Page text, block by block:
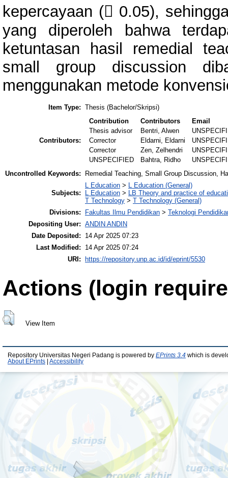
kepercayaan ( 0.05),
yang diperoleh bahwa
ketuntasan hasil remedial
small group discussion
menggunakan metode
Item Type: Thesis (Bachelor/Skripsi)
Contributors:
Contribution Contributors
Email
Thesis advisor
Bentri, Alwen
Corrector
Eldarni, Eldarni
Corrector
Zen, Zelhendri
UNSPECIFIED
Bahtra, Ridho
Uncontrolled Keywords:
Remedial Teaching, Small Group Discussion,
Subjects:
L Education > L Education (General)
L Education > LB Theory and practice of
T Technology > T Technology (General)
Divisions:
Fakultas Ilmu Pendidikan > Teknologi
Depositing User: ANDIN ANDIN
Date Deposited:
14 Apr 2025 07:23
Last Modified:
14 Apr 2025 07:24
URI:
https://repository.unp.ac.id/id/eprint/5530
Actions (login
View Item
Repository Universitas Negeri Padang is powered by EPrints 3.4 which is
About EPrints
Accessibility